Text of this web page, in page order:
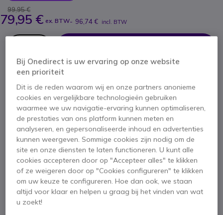
99,95 €
79,95 € ex. BTW- 96,74 € incl. BTW
Aantal
OFFERTE BINNEN 4 UUR
3 productenop voorraad Levering:24/48 h
2 jaarFabrieksgarantie
Belangrijkste kenmerken
Bij Onedirect is uw ervaring op onze website
een prioriteit
Dit is de reden waarom wij en onze partners anonieme
cookies en vergelijkbare technologieën gebruiken
waarmee we uw navigatie-ervaring kunnen optimaliseren,
de prestaties van ons platform kunnen meten en
analyseren, en gepersonaliseerde inhoud en advertenties
kunnen weergeven. Sommige cookies zijn nodig om de
site en onze diensten te laten functioneren. U kunt alle
cookies accepteren door op "Accepteer alles" te klikken
of ze weigeren door op "Cookies configureren" te klikken
om uw keuze te configureren. Hoe dan ook, we staan
altijd voor klaar en helpen u graag bij het vinden van wat
u zoekt!